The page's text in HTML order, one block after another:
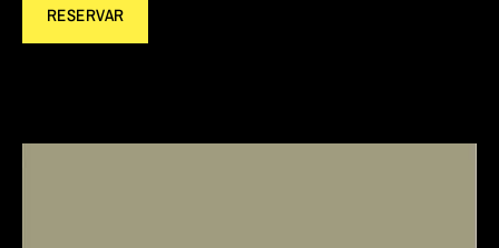
RESERVAR